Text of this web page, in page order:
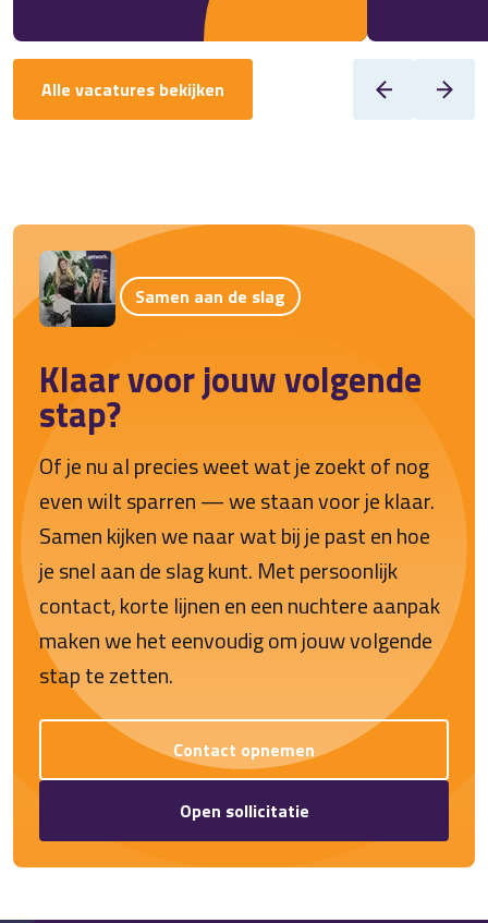
Alle vacatures bekijken
Samen aan de slag
Klaar voor jouw volgende
stap?
Of je nu al precies weet wat je zoekt of nog
even wilt sparren — we staan voor je klaar.
Samen kijken we naar wat bij je past en hoe
je snel aan de slag kunt. Met persoonlijk
contact, korte lijnen en een nuchtere aanpak
maken we het eenvoudig om jouw volgende
stap te zetten.
Contact opnemen
Open sollicitatie